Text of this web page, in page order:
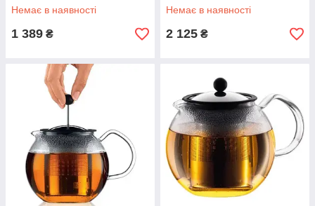
Немає в наявності
1 389 ₴
Немає в наявності
2 125 ₴